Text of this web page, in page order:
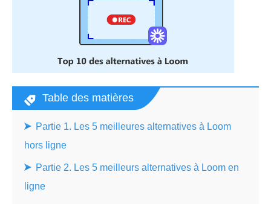
Table des matières
Partie 1. Les 5 meilleures alternatives à Loom
hors ligne
Partie 2. Les 5 meilleurs alternatives à Loom en
ligne